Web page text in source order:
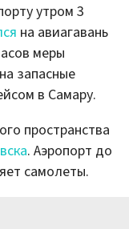
утром 3
на авиагавань
меры
запасные
в Самару.
пространства
. Аэропорт до
самолеты.